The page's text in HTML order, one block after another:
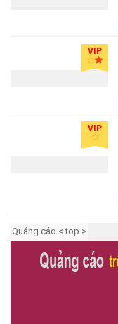
VIP
VIP
Quảng cáo < top >